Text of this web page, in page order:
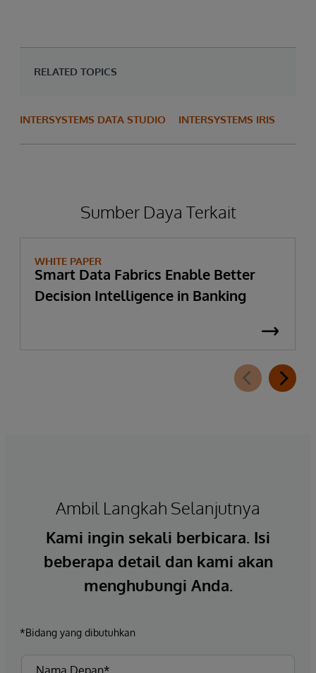
RELATED TOPICS
INTERSYSTEMS DATA STUDIO INTERSYSTEMS IRIS
Sumber Daya Terkait
WHITE PAPER
Smart Data Fabrics Enable Better
Decision Intelligence in Banking
Ambil Langkah Selanjutnya
Kami ingin sekali berbicara. Isi
beberapa detail dan kami akan
menghubungi Anda.
*Bidang yang dibutuhkan